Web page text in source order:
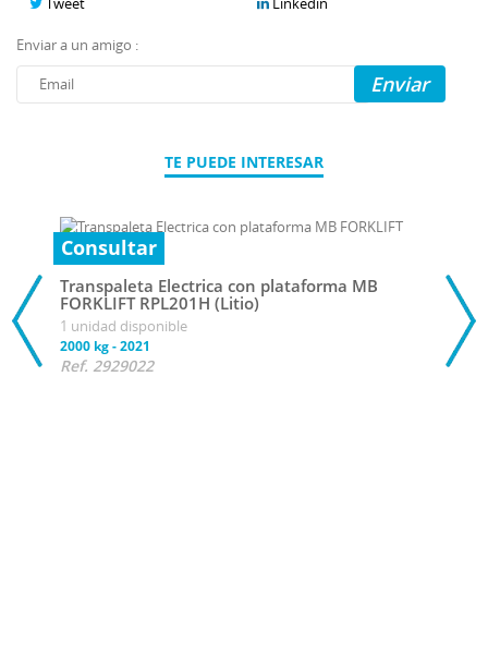
Enviar a un amigo :
Enviar
TE PUEDE INTERESAR
Consultar
Transpaleta Electrica con plataforma MB
FORKLIFT RPL201H (Litio)
1 unidad disponible
2000 kg-2021
Ref. 2929022